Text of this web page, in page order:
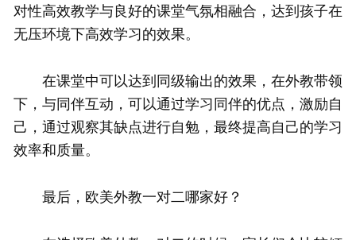
对性高效教学与良好的课堂气氛相融合，达到孩子在
无压环境下高效学习的效果。
在课堂中可以达到同级输出的效果，在外教带领
下，与同伴互动，可以通过学习同伴的优点，激励自
己，通过观察其缺点进行自勉，最终提高自己的学习
效率和质量。
最后，欧美外教一对二哪家好？